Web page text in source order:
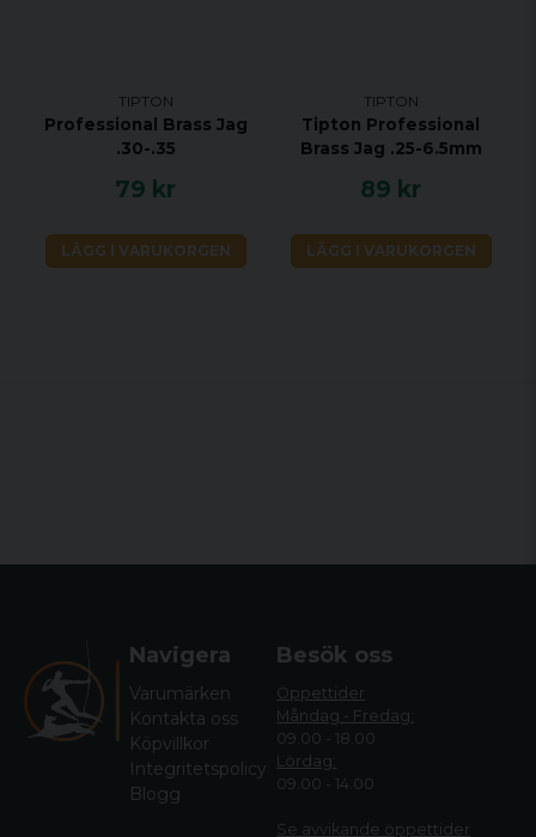
TIPTON
Professional Brass Jag
.30-.35
79 kr
LÄGG I VARUKORGEN
TIPTON
Tipton Professional
Brass Jag .25-6.5mm
89 kr
LÄGG I VARUKORGEN
Navigera
Varumärken
Kontakta oss
Köpvillkor
Integritetspolicy
Blogg
Besök oss
Öppettider
Måndag - Fredag:
09.00 - 18.00
Lördag:
09.00 - 14.00
Se avvikande öppettider